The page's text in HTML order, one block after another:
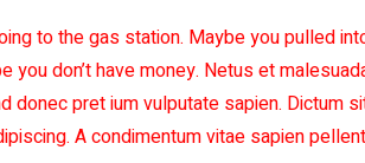
to the gas station. Maybe you pulled
you don’t have money. Netus et
donec pret ium vulputate sapien. Dictum
A condimentum vitae sapien